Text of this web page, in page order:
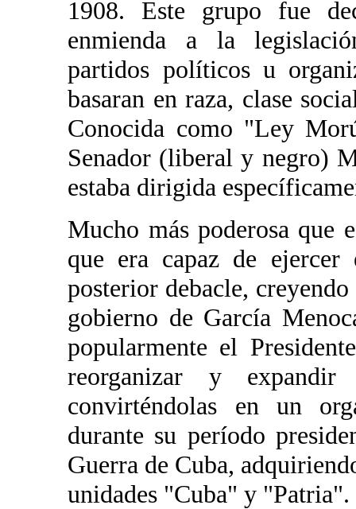
1908. Este grupo fue
enmienda a la
partidos políticos u
basaran en raza, clase
Conocida como "Ley
Senador (liberal y negro)
estaba dirigida
Mucho más poderosa que
que era capaz de
posterior debacle,
gobierno de García
popularmente el
reorganizar y expandir
convirténdolas en un
durante su período
Guerra de Cuba,
unidades "Cuba" y "Patria".